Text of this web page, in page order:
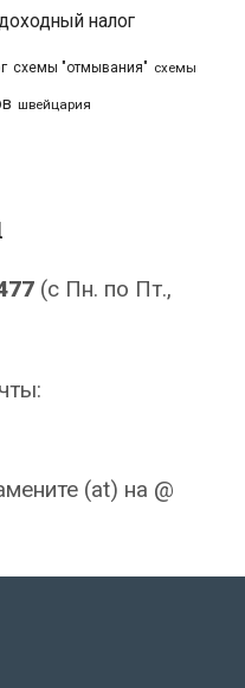
налог
схемы "отмывания" схемы
швейцария
(с Пн. по Пт.,
(at) на @